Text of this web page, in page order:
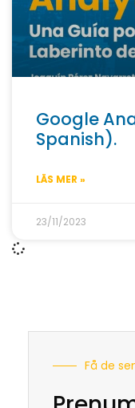
Google
Spanish).
LÄS MER »
23/11/2023
Få de